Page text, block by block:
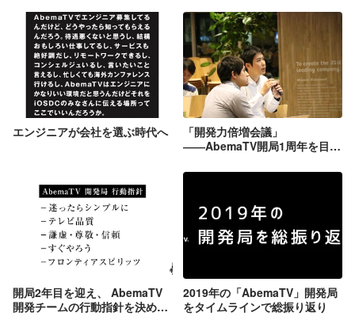
エンジニアが会社を選ぶ時代へ
「開発力倍増会議」
――AbemaTV開局1周年を目前
を目指して
開局2年目を迎え、 AbemaTV
開発チームの行動指針を決めま
2019年の「AbemaTV」開発局
をタイムラインで総振り返り